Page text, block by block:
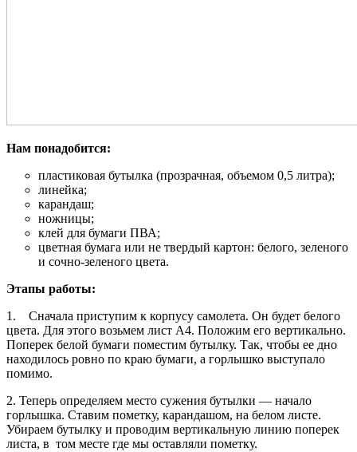
Нам понадобится:
пластиковая бутылка (прозрачная, объемом 0,5 литра);
линейка;
карандаш;
ножницы;
клей для бумаги ПВА;
цветная бумага или не твердый картон: белого, зеленого
и сочно-зеленого цвета.
Этапы работы:
1. Сначала приступим к корпусу самолета. Он будет белого
цвета. Для этого возьмем лист А4. Положим его вертикально.
Поперек белой бумаги поместим бутылку. Так, чтобы ее дно
находилось ровно по краю бумаги, а горлышко выступало
помимо.
2. Теперь определяем место сужения бутылки — начало
горлышка. Ставим пометку, карандашом, на белом листе.
Убираем бутылку и проводим вертикальную линию поперек
листа, в том месте где мы оставляли пометку.